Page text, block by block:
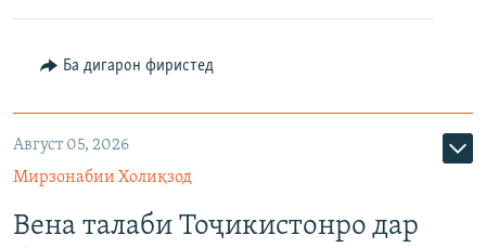
Ба дигарон фиристед
Август 05, 2026
Мирзонабии Холиқзод
Вена талаби Тоҷикистонро дар